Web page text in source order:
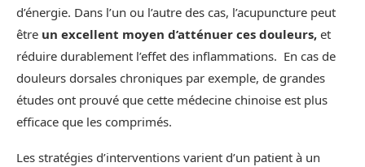
d’énergie. Dans l’un ou l’autre des cas, l’acupuncture peut
être un excellent moyen d’atténuer ces douleurs, et
réduire durablement l’effet des inflammations. En cas de
douleurs dorsales chroniques par exemple, de grandes
études ont prouvé que cette médecine chinoise est plus
efficace que les comprimés.
Les stratégies d’interventions varient d’un patient à un